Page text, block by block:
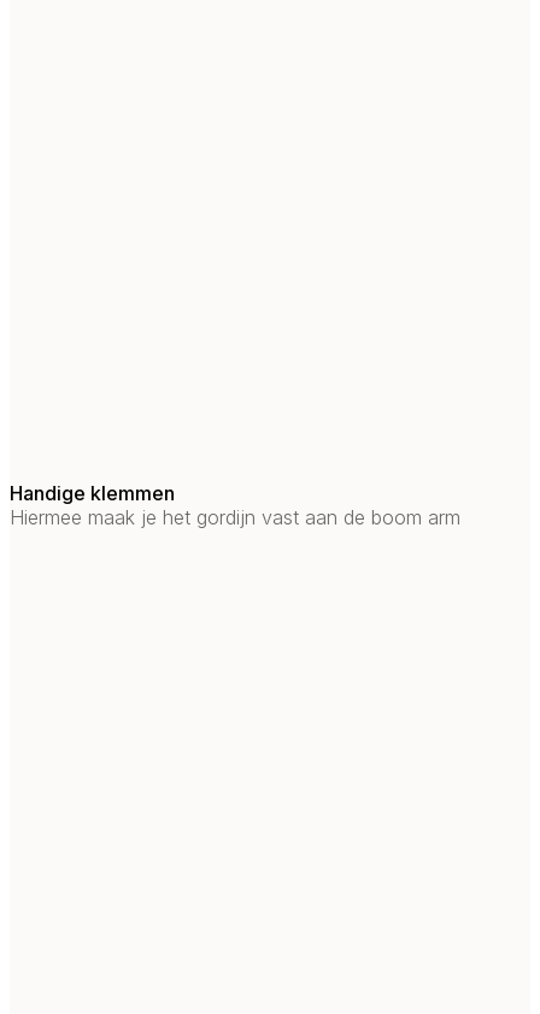
Handige klemmen
Hiermee maak je het gordijn vast aan de boom arm